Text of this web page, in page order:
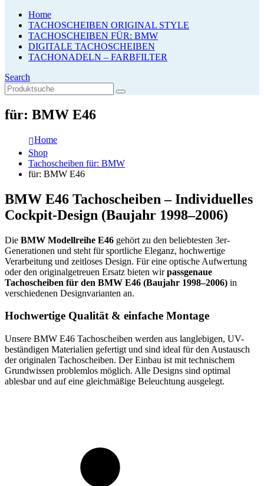
Home
TACHOSCHEIBEN ORIGINAL STYLE
TACHOSCHEIBEN FÜR: BMW
DIGITALE TACHOSCHEIBEN
TACHONADELN – FARBFILTER
Search
für: BMW E46
Home
Shop
Tachoscheiben für: BMW
für: BMW E46
BMW E46 Tachoscheiben – Individuelles
Cockpit-Design (Baujahr 1998–2006)
Die BMW Modellreihe E46 gehört zu den beliebtesten 3er-
Generationen und steht für sportliche Eleganz, hochwertige
Verarbeitung und zeitloses Design. Für eine optische Aufwertung
oder den originalgetreuen Ersatz bieten wirpassgenaue
Tachoscheiben für den BMW E46 (Baujahr 1998–2006) in
verschiedenen Designvarianten an.
Hochwertige Qualität & einfache Montage
Unsere BMW E46 Tachoscheiben werden aus langlebigen, UV-
beständigen Materialien gefertigt und sind ideal für den Austausch
der originalen Tachoscheiben. Der Einbau ist mit technischem
Grundwissen problemlos möglich. Alle Designs sind optimal
ablesbar und auf eine gleichmäßige Beleuchtung ausgelegt.